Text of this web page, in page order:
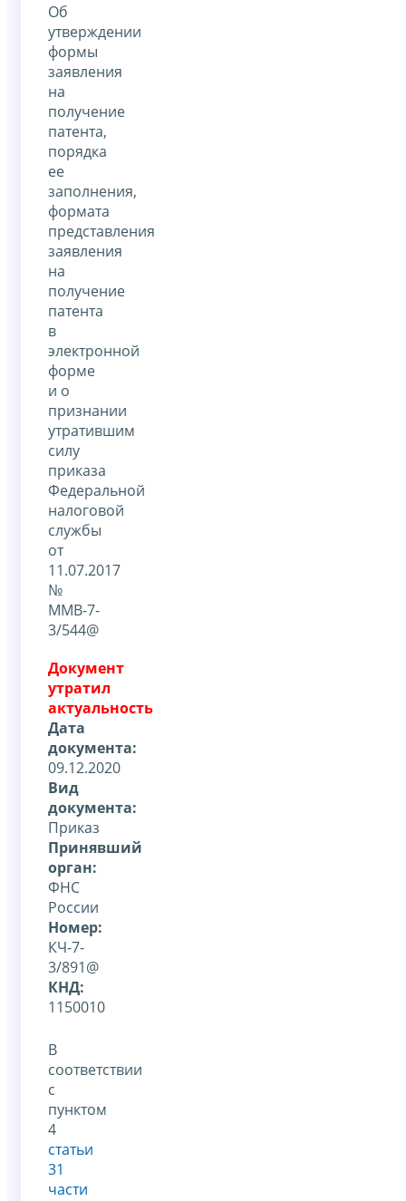
Об
утверждении
формы
заявления
на
получение
патента,
порядка
ее
заполнения,
формата
представления
заявления
на
получение
патента
в
электронной
форме
и о
признании
утратившим
силу
приказа
Федеральной
налоговой
службы
от
11.07.2017
№
ММВ-7-
3/544@
Документ
утратил
актуальность
Дата
документа:
09.12.2020
Вид
документа:
Приказ
Принявший
орган:
ФНС
России
Номер:
КЧ-7-
3/891@
КНД:
1150010
В
соответствии
с
пунктом
4
статьи
31
части